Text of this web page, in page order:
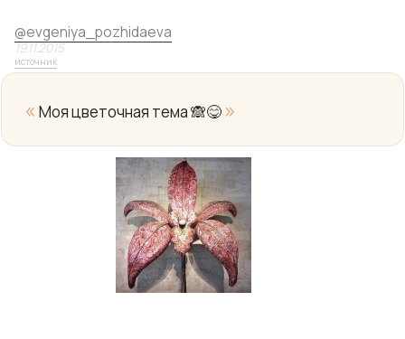
@evgeniya_pozhidaeva
19.11.2015
источник
« Моя цветочная тема 🙈😋 »